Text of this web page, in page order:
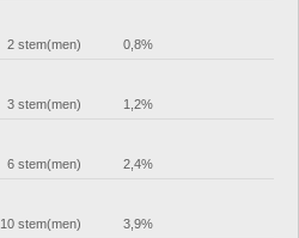
2 stem(men) 0,8%
3 stem(men) 1,2%
6 stem(men) 2,4%
10 stem(men) 3,9%